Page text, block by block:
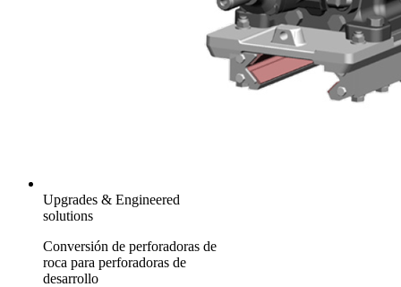
Upgrades & Engineered
solutions
Conversión de perforadoras de
roca para perforadoras de
desarrollo